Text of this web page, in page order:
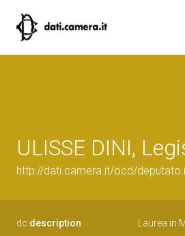
ULISSE DINI,
http://dati.camera.it/ocd/
dc:description Laurea in